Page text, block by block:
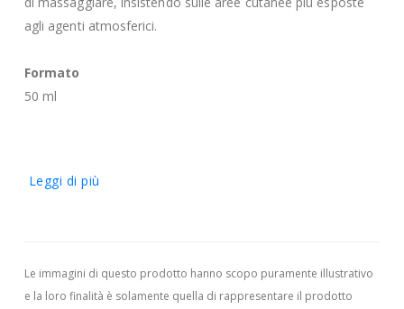
agli agenti atmosferici.
Formato
50 ml
Leggi di più
Le immagini di questo prodotto hanno scopo puramente illustrativo
e la loro finalità è solamente quella di rappresentare il prodotto